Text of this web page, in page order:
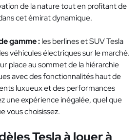
de la nature tout en profitant de
cet émirat dynamique.
gamme :les berlines et SUV Tesla
véhicules électriques sur le marché.
place au sommet de la hiérarchie
avec des fonctionnalités haut de
luxueux et des performances
une expérience inégalée, quel que
vous choisissez.
Tesla à louer à